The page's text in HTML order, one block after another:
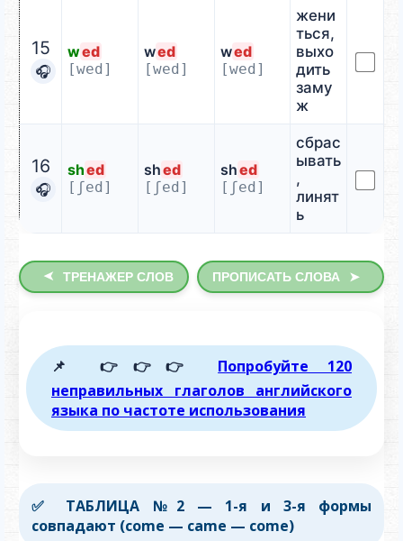
15
🎧
wed
[wed]
wed
[wed]
wed
[wed]
жени
ться,
выхо
дить
заму
ж
16
🎧
shed
[ʃed]
shed
[ʃed]
shed
[ʃed]
сбрас
ывать
,
линят
ь
➤ ТРЕНАЖЕР СЛОВ ПРОПИСАТЬ СЛОВА ➤
📌 👉👉👉 Попробуйте 120
неправильных глаголов английского
языка по частоте использования
✅ ТАБЛИЦА №2 — 1-я и 3-я формы
совпадают (come — came — come)